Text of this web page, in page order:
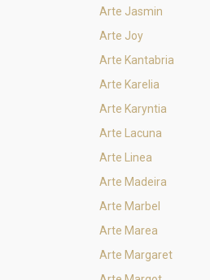
Arte Jasmin
Arte Joy
Arte Kantabria
Arte Karelia
Arte Karyntia
Arte Lacuna
Arte Linea
Arte Madeira
Arte Marbel
Arte Marea
Arte Margaret